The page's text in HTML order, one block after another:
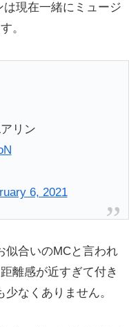
現在一緒にミュージ
。
リン
6, 2021
似合いのMCと言われ
離感が近すぎて付き
なくありません。